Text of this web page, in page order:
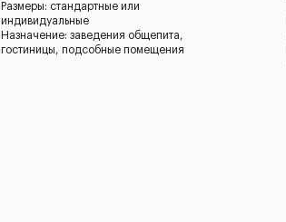
Размеры: стандартные или
индивидуальные
Назначение: заведения общепита,
гостиницы, подсобные помещения